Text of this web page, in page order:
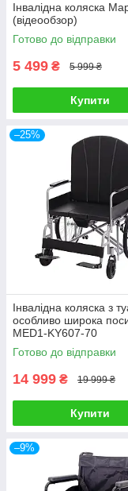
Інвалідна коляска
(відеообзор)
Готово до відправки
5 499 ₴ 5 999 ₴
Купити
–25%
Інвалідна коляска з
особливо широка
MED1-KY607-70
Готово до відправки
14 999 ₴ 19 999 ₴
Купити
–9%